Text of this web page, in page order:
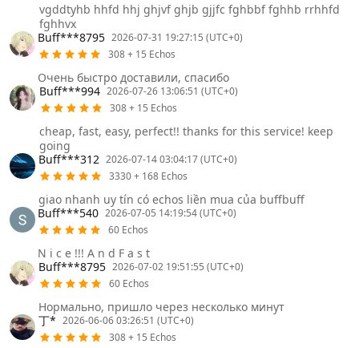
vgddtyhb hhfd hhj ghjvf ghjb gjjfc fghbbf fghhb rrhhfd
fghhvx
Buff***8795 2026-07-31 19:27:15 (UTC+0)
308 + 15 Echos
Очень быстро доставили, спасибо
Buff***994 2026-07-26 13:06:51 (UTC+0)
308 + 15 Echos
cheap, fast, easy, perfect!! thanks for this service! keep
going
Buff***312 2026-07-14 03:04:17 (UTC+0)
3330 + 168 Echos
giao nhanh uy tín có echos liền mua của buffbuff
Buff***540 2026-07-05 14:19:54 (UTC+0)
60 Echos
N i c e !!! A n d F a s t
Buff***8795 2026-07-02 19:51:55 (UTC+0)
60 Echos
Нормально, пришло через несколько минут
丁* 2026-06-06 03:26:51 (UTC+0)
308 + 15 Echos